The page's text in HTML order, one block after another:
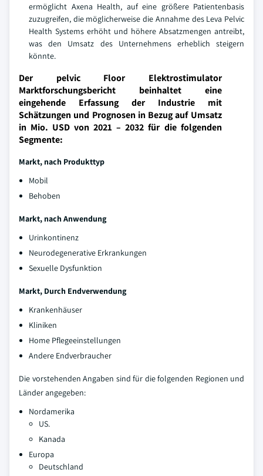
ermöglicht Axena Health, auf eine größere Patientenbasis
zuzugreifen, die möglicherweise die Annahme des Leva Pelvic
Health Systems erhöht und höhere Absatzmengen antreibt,
was den Umsatz des Unternehmens erheblich steigern
könnte.
Der pelvic Floor Elektrostimulator
Marktforschungsbericht beinhaltet eine
eingehende Erfassung der Industrie mit
Schätzungen und Prognosen in Bezug auf Umsatz
in Mio. USD von 2021 – 2032 für die folgenden
Segmente:
Markt, nach Produkttyp
Mobil
Behoben
Markt, nach Anwendung
Urinkontinenz
Neurodegenerative Erkrankungen
Sexuelle Dysfunktion
Markt, Durch Endverwendung
Krankenhäuser
Kliniken
Home Pflegeeinstellungen
Andere Endverbraucher
Die vorstehenden Angaben sind für die folgenden Regionen und
Länder angegeben:
Nordamerika
US.
Kanada
Europa
Deutschland